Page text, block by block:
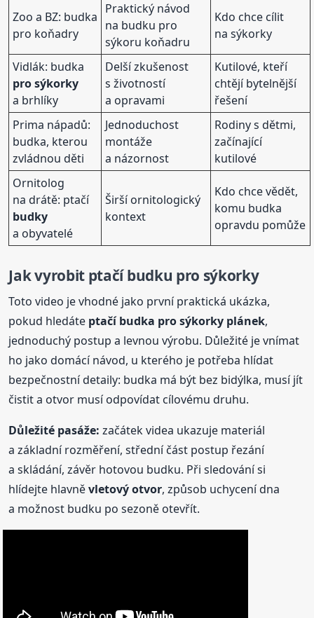
Zoo a BZ: budka
pro koňadry
Praktický návod
na budku pro
sýkoru koňadru
Kdo chce cílit
na sýkorky
Vidlák: budka
pro sýkorky
a brhlíky
Delší zkušenost
s životností
a opravami
Kutilové, kteří
chtějí bytelnější
řešení
Prima nápadů:
budka, kterou
zvládnou děti
Jednoduchost
montáže
a názornost
Rodiny s dětmi,
začínající
kutilové
Ornitolog
na drátě: ptačí
budky
a obyvatelé
Širší ornitologický
kontext
Kdo chce vědět,
komu budka
opravdu pomůže
Jak vyrobit ptačí budku pro sýkorky
Toto video je vhodné jako první praktická ukázka,
pokud hledáte ptačí budka pro sýkorky plánek,
jednoduchý postup a levnou výrobu. Důležité je vnímat
ho jako domácí návod, u kterého je potřeba hlídat
bezpečnostní detaily: budka má být bez bidýlka, musí jít
čistit a otvor musí odpovídat cílovému druhu.
Důležité pasáže: začátek videa ukazuje materiál
a základní rozměření, střední část postup řezání
a skládání, závěr hotovou budku. Při sledování si
hlídejte hlavněvletový otvor, způsob uchycení dna
a možnost budku po sezoně otevřít.